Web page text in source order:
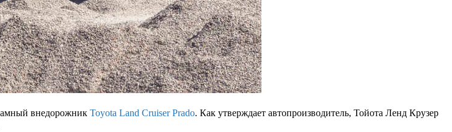
внедорожник Toyota Land Cruiser Prado. Как утверждает автопроизводитель, Тойота Ленд Крузер